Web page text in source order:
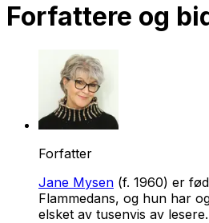
Forfattere og
Forfatter
Jane Mysen (f. 1960) er
Flammedans, og hun har
elsket av tusenvis av lesere.